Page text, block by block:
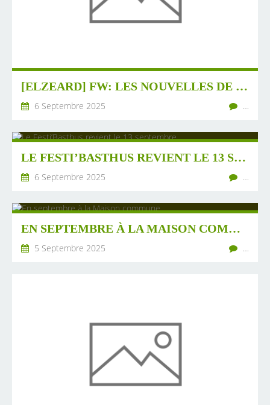
[ELZEARD] FW: LES NOUVELLES DE SEPTEMBRE 2025 : NOUVEAU SITE INTERNET DE LA COORDINATION NATIONALE PHOTORÉVOLTÉE !
6 Septembre 2025 …
LE FESTI’BASTHUS REVIENT LE 13 SEPTEMBRE
6 Septembre 2025 …
EN SEPTEMBRE À LA MAISON COMMUNE
5 Septembre 2025 …